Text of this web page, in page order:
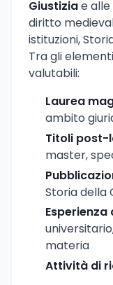
Giustiziae
diritto
istituzioni,
Tra gli
valutabili:
Laurea
ambito
Titoli post-
master,
Storia della
materia
Attività di